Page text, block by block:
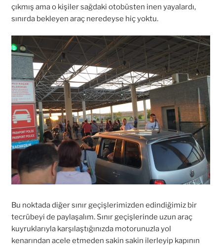
çıkmış ama o kişiler sağdaki otobüsten inen yayalardı,
sınırda bekleyen araç neredeyse hiç yoktu.
Bu noktada diğer sınır geçişlerimizden edindiğimiz bir
tecrübeyi de paylaşalım. Sınır geçişlerinde uzun araç
kuyruklarıyla karşılaştığınızda motorunuzla yol
kenarından acele etmeden sakin sakin ilerleyip kapının